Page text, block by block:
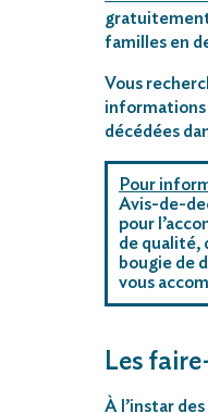
familles en
Vous
informations
décédées
Pour
Avis-de-
pour
de qualité,
bougie de
vous
Les
À l’instar